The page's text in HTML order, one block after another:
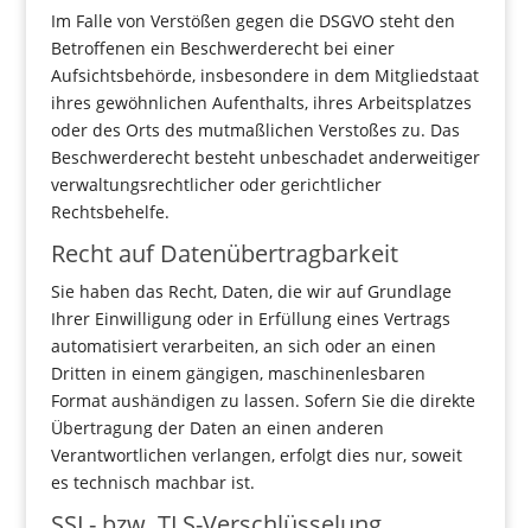
Im Falle von Verstößen gegen die DSGVO steht den
Betroffenen ein Beschwerderecht bei einer
Aufsichtsbehörde, insbesondere in dem Mitgliedstaat
ihres gewöhnlichen Aufenthalts, ihres Arbeitsplatzes
oder des Orts des mutmaßlichen Verstoßes zu. Das
Beschwerderecht besteht unbeschadet anderweitiger
verwaltungsrechtlicher oder gerichtlicher
Rechtsbehelfe.
Recht auf Datenübertragbarkeit
Sie haben das Recht, Daten, die wir auf Grundlage
Ihrer Einwilligung oder in Erfüllung eines Vertrags
automatisiert verarbeiten, an sich oder an einen
Dritten in einem gängigen, maschinenlesbaren
Format aushändigen zu lassen. Sofern Sie die direkte
Übertragung der Daten an einen anderen
Verantwortlichen verlangen, erfolgt dies nur, soweit
es technisch machbar ist.